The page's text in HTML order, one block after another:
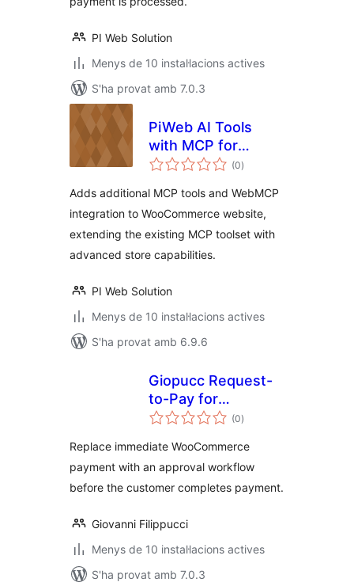
PI Web Solution
Menys de 10 instal·lacions actives
S'ha provat amb 7.0.3
PiWeb AI Tools
with MCP for
WooCommerce
(0puntuacions
totals
)
Adds additional MCP tools and WebMCP
integration to WooCommerce website,
extending the existing MCP toolset with
advanced store capabilities.
PI Web Solution
Menys de 10 instal·lacions actives
S'ha provat amb 6.9.6
Giopucc Request-
to-Pay for
WooCommerce
(0puntuacions
totals
)
Replace immediate WooCommerce
payment with an approval workflow
before the customer completes payment.
Giovanni Filippucci
Menys de 10 instal·lacions actives
S'ha provat amb 7.0.3